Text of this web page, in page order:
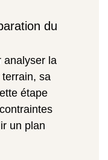
du
analyser la
sa
étape
un plan